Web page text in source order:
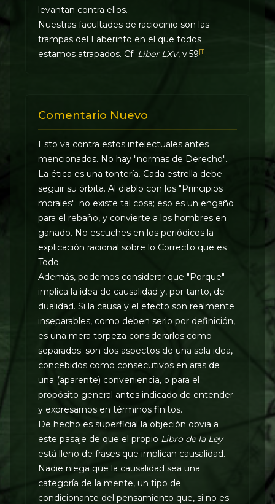
levantan contra ellos.
Nuestras facultades de raciocinio son las
trampas del Laberinto en el que todos
estamos atrapados. Cf. Liber LXV, v.59[1].
Comentario Nuevo
Esto va contra estos intelectuales antes
mencionados. No hay "normas de Derecho".
La ética es una tontería. Cada estrella debe
seguir su órbita. Al diablo con los "Principios
morales"; no existe tal cosa; eso es un engaño
para el rebaño, y convierte a los hombres en
ganado. No escuches en los periódicos la
explicación racional sobre lo Correcto que es
Todo.
Además, podemos considerar que "Porque"
implica la idea de causalidad y, por tanto, de
dualidad. Si la causa y el efecto son realmente
inseparables, como deben serlo por definición,
es una mera torpeza considerarlos como
separados; son dos aspectos de una sola idea,
concebidos como consecutivos en aras de
una (aparente) conveniencia, o para el
propósito general antes indicado de entender
y expresarnos en términos finitos.
De hecho es superficial la objeción obvia a
este pasaje de que el propio Libro de la Ley
está lleno de frases que implican causalidad.
Nadie niega que la causalidad sea una
categoría de la mente, un tipo de
condicionante del pensamiento que, si no es